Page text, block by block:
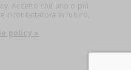
Accetto che uno o più
ricontattato/a in futuro,
policy »